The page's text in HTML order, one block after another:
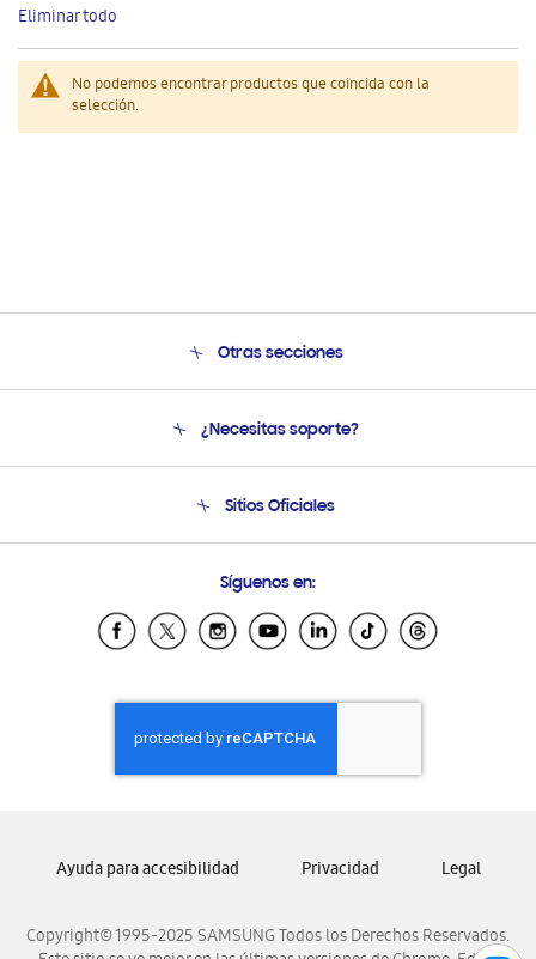
No podemos encontrar productos que coincida con la
selección.
artículo
Eliminar todo
Otras secciones
Soporte
¿Necesitas soporte?
Soporte vía eMail
Sitios Oficiales
Samsung Ecuador
Samsung El Salvador
Samsung Honduras
Samsung Nicaragua
Samsung Panamá
Samsung Venezuela
Síguenos en:
Copyright© 1995-2025 SAMSUNG Todos los Derechos Reservados.
Ayuda para accesibilidad Privacidad Legal